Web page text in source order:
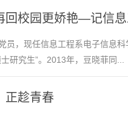
回校园更娇艳—记信
员，现任信息工程系电子信息
研究生”。2013年，豆晓菲同...
正趁青春